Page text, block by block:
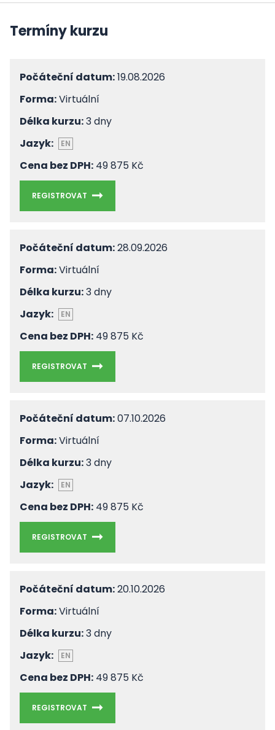
Termíny kurzu
Počáteční datum:19.08.2026
Forma:Virtuální
Délka kurzu:3 dny
Jazyk:
EN
Cena bez DPH: 49 875 Kč
REGISTROVAT
Počáteční datum:28.09.2026
Forma:Virtuální
Délka kurzu:3 dny
Jazyk:
EN
Cena bez DPH: 49 875 Kč
REGISTROVAT
Počáteční datum:07.10.2026
Forma:Virtuální
Délka kurzu:3 dny
Jazyk:
EN
Cena bez DPH: 49 875 Kč
REGISTROVAT
Počáteční datum:20.10.2026
Forma:Virtuální
Délka kurzu:3 dny
Jazyk:
EN
Cena bez DPH: 49 875 Kč
REGISTROVAT